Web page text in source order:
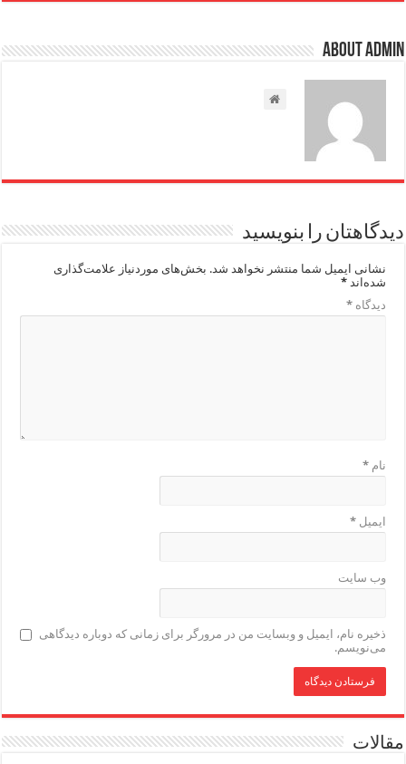
About admin
دیدگاهتان را بنویسید
نشانی ایمیل شما منتشر نخواهد شد. بخش‌های موردنیاز علامت‌گذاری
شده‌اند*
دیدگاه*
نام*
ایمیل*
وب‌ سایت
ذخیره نام، ایمیل و وبسایت من در مرورگر برای زمانی که دوباره دیدگاهی
می‌نویسم.
مقالات